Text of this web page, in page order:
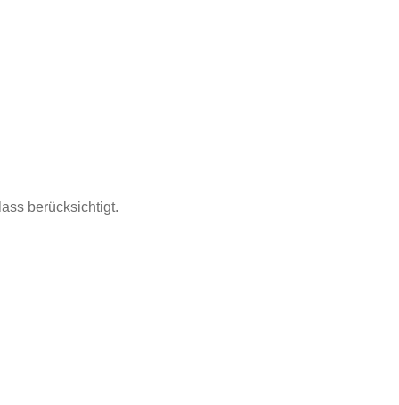
berücksichtigt.